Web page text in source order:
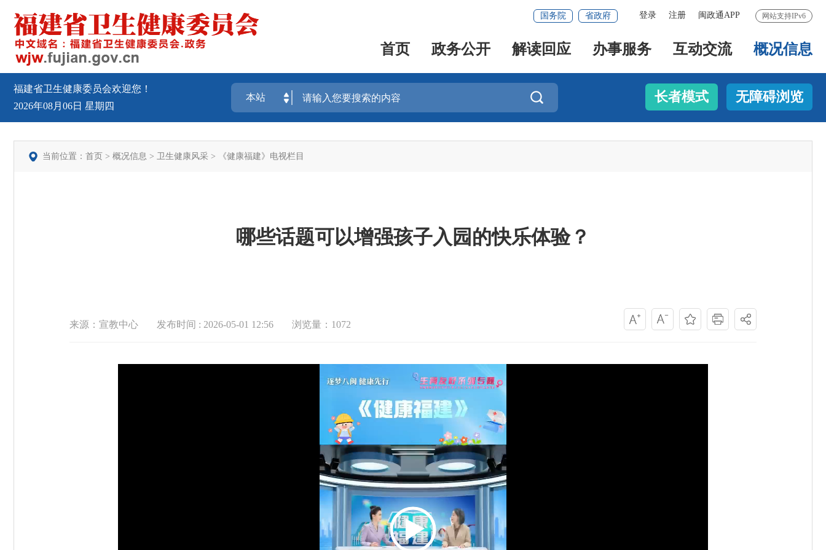
网站支持IPv6
登录 注册 闽政通APP
国务院 省政府
首页 政务公开 解读回应 办事服务 互动交流 概况信息
福建省卫生健康委员会欢迎您！
2026年08月06日 星期四
 长者模式 无障碍浏览
当前位置： 首页 > 概况信息 > 卫生健康风采 > 《健康福建》电视栏目
哪些话题可以增强孩子入园的快乐体验？
来源：宣教中心 发布时间 : 2026-05-01 12:56 浏览量：1072